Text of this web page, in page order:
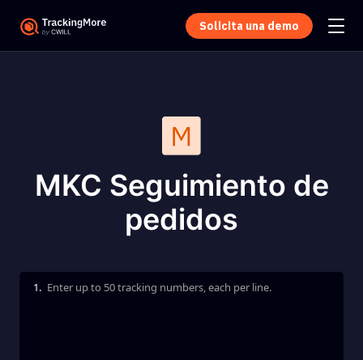
Solicita una demo
MKC Seguimiento de
pedidos
Enter up to 50 tracking numbers, each per line.
1.